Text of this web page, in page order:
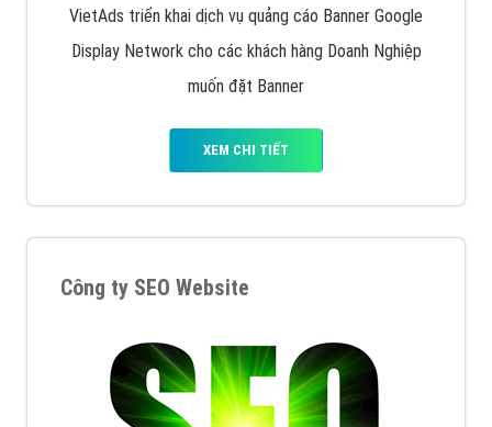
VietAds triển khai dịch vụ quảng cáo Banner Google
Display Network cho các khách hàng Doanh Nghiệp
muốn đặt Banner
XEM CHI TIẾT
Công ty SEO Website